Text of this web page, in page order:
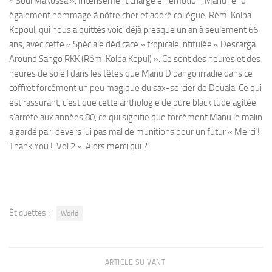
également hommage à nôtre cher et adoré collègue, Rémi Kolpa
Kopoul, qui nous a quittés voici déjà presque un an à seulement 66
ans, avec cette « Spéciale dédicace » tropicale intitulée « Descarga
Around Sango RKK (Rémi Kolpa Kopul) ». Ce sont des heures et des
heures de soleil dans les têtes que Manu Dibango irradie dans ce
coffret forcément un peu magique du sax-sorcier de Douala. Ce qui
est rassurant, c’est que cette anthologie de pure blackitude agitée
s’arrête aux années 80, ce qui signifie que forcément Manu le malin
a gardé par-devers lui pas mal de munitions pour un futur « Merci !
Thank You ! Vol.2 ». Alors merci qui ?
Étiquettes : World
ARTICLE SUIVANT